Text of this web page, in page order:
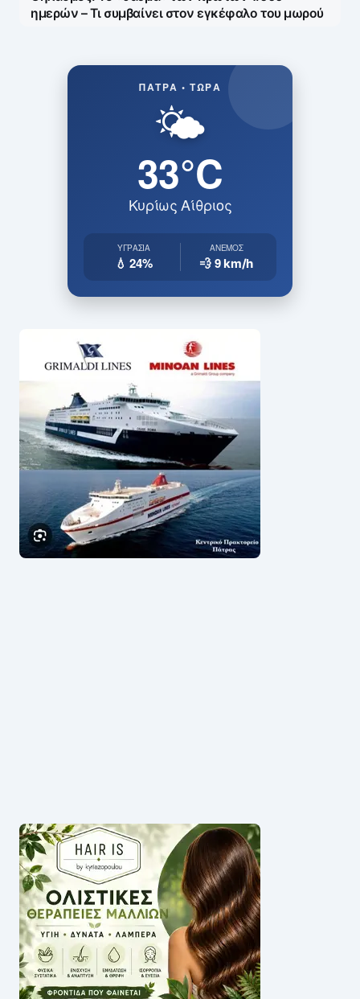
ημερών – Τι συμβαίνει στον εγκέφαλο του μωρού
ΠΆΤΡΑ • ΤΏΡΑ
🌤️
33°C
Κυρίως Αίθριος
ΥΓΡΑΣΊΑ
💧 24%
ΆΝΕΜΟΣ
💨 9km/h